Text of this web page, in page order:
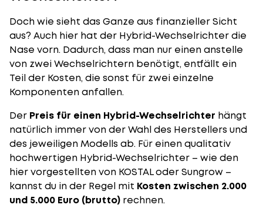
Doch wie sieht das Ganze aus finanzieller Sicht
aus? Auch hier hat der Hybrid-Wechselrichter die
Nase vorn. Dadurch, dass man nur einen anstelle
von zwei Wechselrichtern benötigt, entfällt ein
Teil der Kosten, die sonst für zwei einzelne
Komponenten anfallen.
Der Preis für einen Hybrid-Wechselrichter hängt
natürlich immer von der Wahl des Herstellers und
des jeweiligen Modells ab. Für einen qualitativ
hochwertigen Hybrid-Wechselrichter – wie den
hier vorgestellten von KOSTAL oder Sungrow –
kannst du in der Regel mit Kosten zwischen 2.000
und 5.000 Euro (brutto) rechnen.